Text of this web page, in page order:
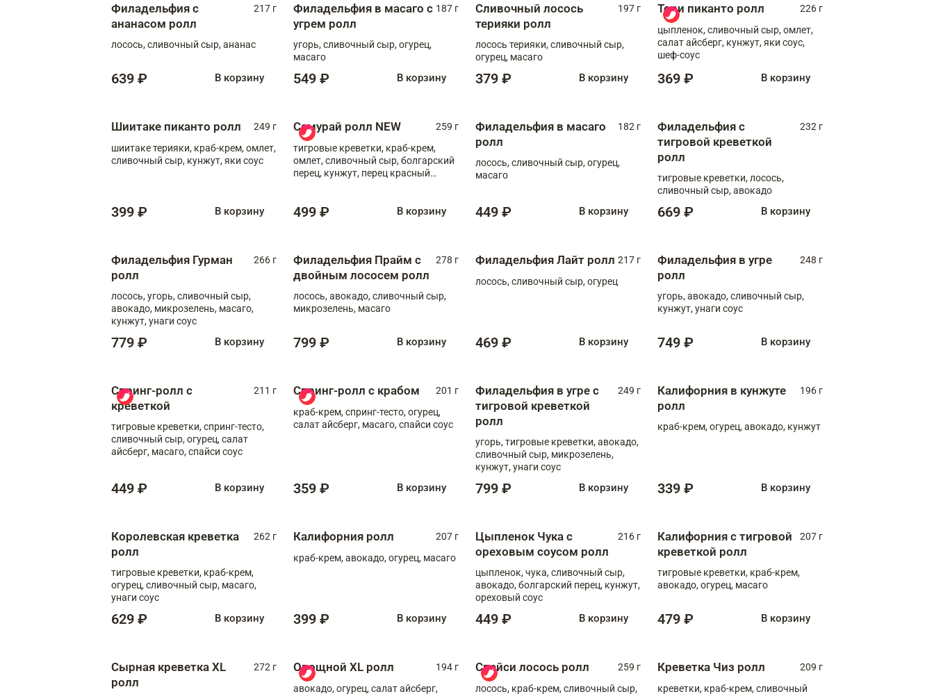
Филадельфия с
ананасом ролл
217 г
лосось, сливочный сыр, ананас
639 ₽ В корзину
Филадельфия в масаго с
угрем ролл
187 г
угорь, сливочный сыр, огурец,
масаго
549 ₽ В корзину
Сливочный лосось
терияки ролл
197 г
лосось терияки, сливочный сыр,
огурец, масаго
379 ₽ В корзину
Тори пиканто ролл
226 г
цыпленок, сливочный сыр, омлет,
салат айсберг, кунжут, яки соус,
шеф-соус
369 ₽ В корзину
Шиитаке пиканто ролл
249 г
шиитаке терияки, краб-крем, омлет,
сливочный сыр, кунжут, яки соус
399 ₽ В корзину
Самурай ролл NEW
259 г
тигровые креветки, краб-крем,
омлет, сливочный сыр, болгарский
перец, кунжут, перец красный
499 ₽ В корзину
Филадельфия в масаго
ролл
182 г
лосось, сливочный сыр, огурец,
масаго
449 ₽ В корзину
Филадельфия с
тигровой креветкой
ролл
232 г
тигровые креветки, лосось,
сливочный сыр, авокадо
669 ₽ В корзину
Филадельфия Гурман
ролл
266 г
лосось, угорь, сливочный сыр,
авокадо, микрозелень, масаго,
кунжут, унаги соус
779 ₽ В корзину
Филадельфия Прайм с
двойным лососем ролл
278 г
лосось, авокадо, сливочный сыр,
микрозелень, масаго
799 ₽ В корзину
Филадельфия Лайт ролл 217 г
лосось, сливочный сыр, огурец
469 ₽ В корзину
Филадельфия в угре
ролл
248 г
угорь, авокадо, сливочный сыр,
кунжут, унаги соус
749 ₽ В корзину
Спринг-ролл с
креветкой
211 г
тигровые креветки, спринг-тесто,
сливочный сыр, огурец, салат
айсберг, масаго, спайси соус
449 ₽ В корзину
Спринг-ролл с крабом
201 г
краб-крем, спринг-тесто, огурец,
салат айсберг, масаго, спайси соус
359 ₽ В корзину
Филадельфия в угре с
тигровой креветкой
ролл
249 г
угорь, тигровые креветки, авокадо,
сливочный сыр, микрозелень,
кунжут, унаги соус
799 ₽ В корзину
Калифорния в кунжуте
ролл
196 г
краб-крем, огурец, авокадо, кунжут
339 ₽ В корзину
Королевская креветка
ролл
262 г
тигровые креветки, краб-крем,
огурец, сливочный сыр, масаго,
унаги соус
629 ₽ В корзину
Калифорния ролл
207 г
краб-крем, авокадо, огурец, масаго
399 ₽ В корзину
Цыпленок Чука с
ореховым соусом ролл
216 г
цыпленок, чука, сливочный сыр,
авокадо, болгарский перец, кунжут,
ореховый соус
449 ₽ В корзину
Калифорния с тигровой
креветкой ролл
207 г
тигровые креветки, краб-крем,
авокадо, огурец, масаго
479 ₽ В корзину
Сырная креветка XL
ролл
272 г Овощной XL ролл
194 г
авокадо, огурец, салат айсберг,
Спайси лосось ролл
259 г
лосось, краб-крем, сливочный сыр,
Креветка Чиз ролл
209 г
креветки, краб-крем, сливочный